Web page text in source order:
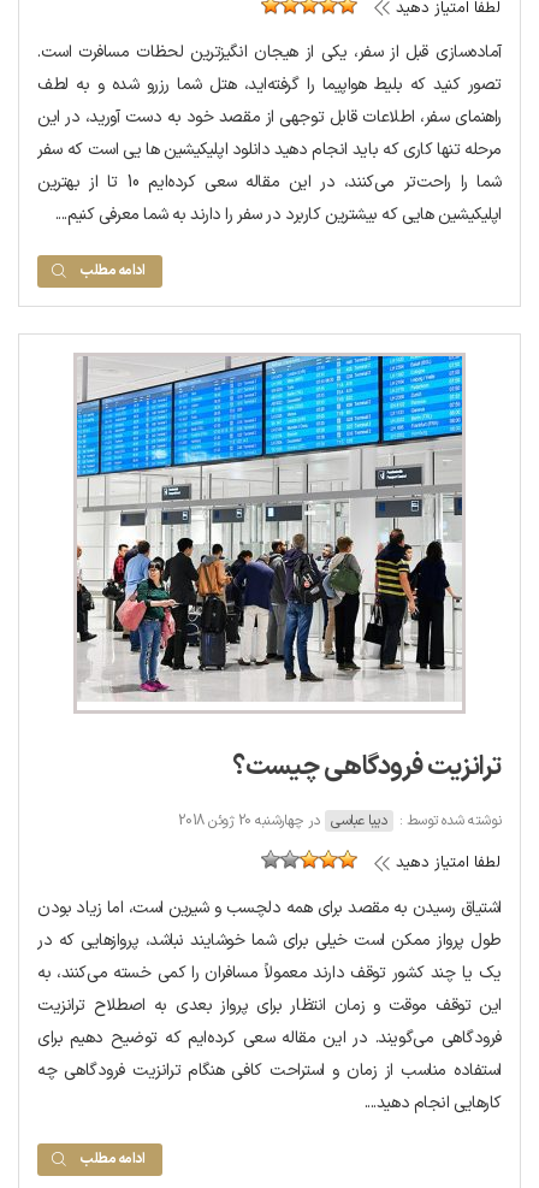
لطفا امتیاز دهید
آماده‌سازی قبل از سفر، یکی از هیجان انگیزترین لحظات مسافرت است.
تصور کنید که بلیط هواپیما را گرفته‌اید، هتل شما رزرو شده و به لطف
راهنمای سفر، اطلاعات قابل توجهی از مقصد خود به دست آورید، در این
مرحله تنها کاری که باید انجام دهید دانلود اپلیکیشین ها یی است که سفر
شما را راحت‌تر می‌کنند، در این مقاله سعی کرده‌ایم 10 تا از بهترین
اپلیکیشین هایی که بیشترین کاربرد در سفر را دارند به شما معرفی کنیم....
ادامه مطلب
ترانزیت فرودگاهی چیست؟
نوشته شده توسط : دیبا عباسی در چهارشنبه 20 ژوئن 2018
لطفا امتیاز دهید
اشتیاق رسیدن به مقصد برای همه دلچسب و شیرین است، اما زیاد بودن
طول پرواز ممکن است خیلی برای شما خوشایند نباشد، پروازهایی که در
یک یا چند کشور توقف دارند معمولاً مسافران را کمی خسته می‌کنند، به
این توقف موقت و زمان انتظار برای پرواز بعدی به اصطلاح ترانزیت
فرودگاهی می‌گویند. در این مقاله سعی کرده‌ایم که توضیح دهیم برای
استفاده مناسب از زمان و استراحت کافی هنگام ترانزیت فرودگاهی چه
کارهایی انجام دهید....
ادامه مطلب